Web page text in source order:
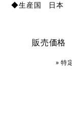
◆生産国 日本
販売価格
» 特